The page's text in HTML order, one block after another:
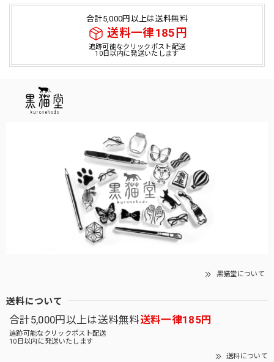
合計5,000円以上は送料無料
送料一律185円
追跡可能なクリックポスト配送
10日以内に発送いたします
黒猫堂について
送料について
合計5,000円以上は送料無料送料一律185円
追跡可能なクリックポスト配送
10日以内に発送いたします
送料について